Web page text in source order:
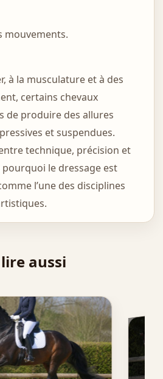
mouvements.
à la musculature et à des
certains chevaux
de produire des allures
et suspendues.
technique, précision et
le dressage est
l’une des disciplines
aussi